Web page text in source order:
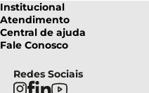
Institucional
Sobre Nós
Nossas Lojas
Privacidade e Segurança
Atendimento
Formas de pagamento
Regulamentos
Central de ajuda
Fale Conosco
Frete e Entrega
Fale Conosco
(085) 3214-7900
Segunda a Sexta: 08h as 18h |
Redes Sociais